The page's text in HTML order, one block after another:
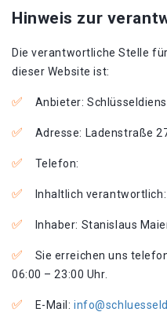
Hinweis zur
Die verantwortliche Stelle
dieser Website ist:
Anbieter:
Adresse: Ladenstraße
Telefon:
Inhaltlich
Inhaber: Stanislaus
Sie erreichen uns
06:00 – 23:00 Uhr.
E-Mail: